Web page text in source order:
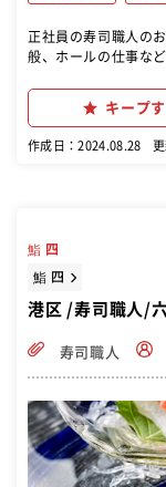
正社員の寿司職人のおすすめ
般、ホールの仕事などもしていた
調理技術を学ぶこと
キープ
作成日：2024.08.28
鮨 四
鮨 四
港区 /寿司職人/
寿司職人